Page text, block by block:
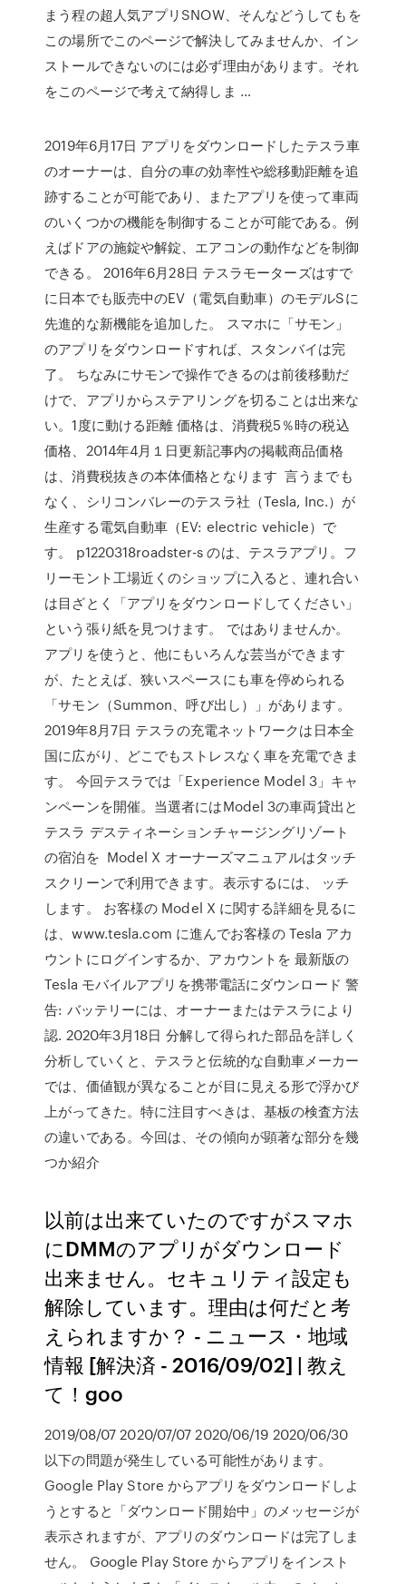
まう程の超人気アプリSNOW、そんなどうしてもを
この場所でこのページで解決してみませんか、イン
ストールできないのには必ず理由があります。それ
をこのページで考えて納得しま …
2019年6月17日 アプリをダウンロードしたテスラ車
のオーナーは、自分の車の効率性や総移動距離を追
跡することが可能であり、またアプリを使って車両
のいくつかの機能を制御することが可能である。例
えばドアの施錠や解錠、エアコンの動作などを制御
できる。 2016年6月28日 テスラモーターズはすで
に日本でも販売中のEV（電気自動車）のモデルSに
先進的な新機能を追加した。 スマホに「サモン」
のアプリをダウンロードすれば、スタンバイは完
了。 ちなみにサモンで操作できるのは前後移動だ
けで、アプリからステアリングを切ることは出来な
い。1度に動ける距離 価格は、消費税5％時の税込
価格、2014年4月１日更新記事内の掲載商品価格
は、消費税抜きの本体価格となります 言うまでも
なく、シリコンバレーのテスラ社（Tesla, Inc.）が
生産する電気自動車（EV: electric vehicle）で
す。 p1220318roadster-s のは、テスラアプリ。フ
リーモント工場近くのショップに入ると、連れ合い
は目ざとく「アプリをダウンロードしてください」
という張り紙を見つけます。 ではありませんか。
アプリを使うと、他にもいろんな芸当ができます
が、たとえば、狭いスペースにも車を停められる
「サモン（Summon、呼び出し）」があります。
2019年8月7日 テスラの充電ネットワークは日本全
国に広がり、どこでもストレスなく車を充電できま
す。 今回テスラでは「Experience Model 3」キャ
ンペーンを開催。当選者にはModel 3の車両貸出と
テスラ デスティネーションチャージングリゾート
の宿泊を Model X オーナーズマニュアルはタッチ
スクリーンで利用できます。表示するには、 ッチ
します。 お客様の Model X に関する詳細を見るに
は、www.tesla.com に進んでお客様の Tesla アカ
ウントにログインするか、アカウントを 最新版の
Tesla モバイルアプリを携帯電話にダウンロード 警
告: バッテリーには、オーナーまたはテスラにより
認. 2020年3月18日 分解して得られた部品を詳しく
分析していくと、テスラと伝統的な自動車メーカー
では、価値観が異なることが目に見える形で浮かび
上がってきた。特に注目すべきは、基板の検査方法
の違いである。今回は、その傾向が顕著な部分を幾
つか紹介
以前は出来ていたのですがスマホ
にDMMのアプリがダウンロード
出来ません。セキュリティ設定も
解除しています。理由は何だと考
えられますか？ - ニュース・地域
情報 [解決済 - 2016/09/02] | 教え
て！goo
2019/08/07 2020/07/07 2020/06/19 2020/06/30
以下の問題が発生している可能性があります。
Google Play Store からアプリをダウンロードしよ
うとすると「ダウンロード開始中」のメッセージが
表示されますが、アプリのダウンロードは完了しま
せん。 Google Play Store からアプリをインスト